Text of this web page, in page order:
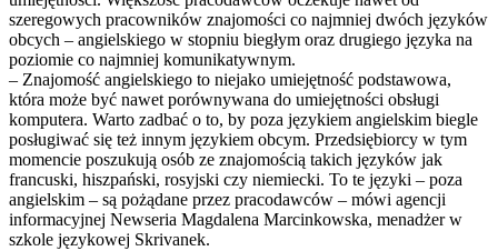
szeregowych pracowników znajomości co najmniej dwóch języków
obcych – angielskiego w stopniu biegłym oraz drugiego języka na
poziomie co najmniej komunikatywnym.
– Znajomość angielskiego to niejako umiejętność podstawowa,
która może być nawet porównywana do umiejętności obsługi
komputera. Warto zadbać o to, by poza językiem angielskim biegle
posługiwać się też innym językiem obcym. Przedsiębiorcy w tym
momencie poszukują osób ze znajomością takich języków jak
francuski, hiszpański, rosyjski czy niemiecki. To te języki – poza
angielskim – są pożądane przez pracodawców – mówi agencji
informacyjnej Newseria Magdalena Marcinkowska, menadżer w
szkole językowej Skrivanek.